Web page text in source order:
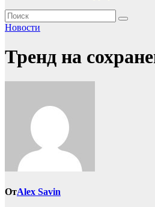
Новости
Тренд на
ОтAlex Savin